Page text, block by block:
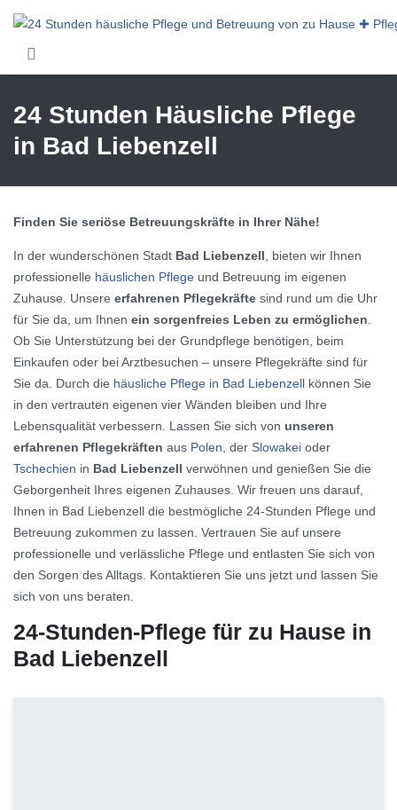
24 Stunden Häusliche Pflege
in Bad Liebenzell
Finden Sie seriöse Betreuungskräfte in Ihrer Nähe!
In der wunderschönen Stadt Bad Liebenzell, bieten wir Ihnen
professionelle häuslichen Pflege und Betreuung im eigenen
Zuhause. Unsere erfahrenen Pflegekräfte sind rund um die Uhr
für Sie da, um Ihnen ein sorgenfreies Leben zu ermöglichen.
Ob Sie Unterstützung bei der Grundpflege benötigen, beim
Einkaufen oder bei Arztbesuchen – unsere Pflegekräfte sind für
Sie da. Durch die häusliche Pflege in Bad Liebenzell können Sie
in den vertrauten eigenen vier Wänden bleiben und Ihre
Lebensqualität verbessern. Lassen Sie sich von unseren
erfahrenen Pflegekräften aus Polen, der Slowakei oder
Tschechien in Bad Liebenzell verwöhnen und genießen Sie die
Geborgenheit Ihres eigenen Zuhauses. Wir freuen uns darauf,
Ihnen in Bad Liebenzell die bestmögliche 24-Stunden Pflege und
Betreuung zukommen zu lassen. Vertrauen Sie auf unsere
professionelle und verlässliche Pflege und entlasten Sie sich von
den Sorgen des Alltags. Kontaktieren Sie uns jetzt und lassen Sie
sich von uns beraten.
24-Stunden-Pflege für zu Hause in
Bad Liebenzell